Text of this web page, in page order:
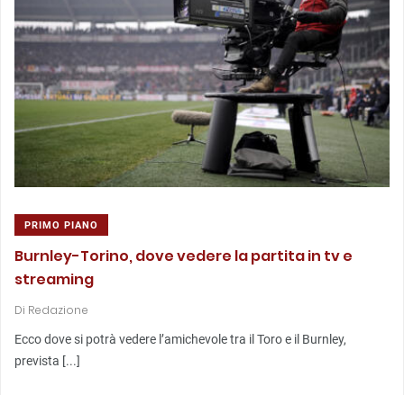
PRIMO PIANO
Burnley-Torino, dove vedere la partita in tv e
streaming
Di Redazione
Ecco dove si potrà vedere l’amichevole tra il Toro e il Burnley,
prevista [...]